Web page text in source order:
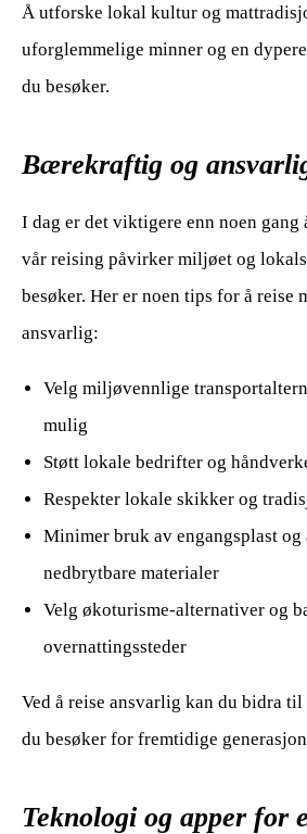
Å utforske lokal kultur og
uforglemmelige minner og en
du besøker.
Bærekraftig og
I dag er det viktigere enn noen gang
vår reising påvirker miljøet og
besøker. Her er noen tips for å reise
ansvarlig:
Velg miljøvennlige
mulig
Støtt lokale bedrifter og
Respekter lokale skikker og
Minimer bruk av engangsplast og
nedbrytbare materialer
Velg økoturisme-alternativer og
overnattingssteder
Ved å reise ansvarlig kan du bidra til
du besøker for fremtidige
Teknologi og apper for